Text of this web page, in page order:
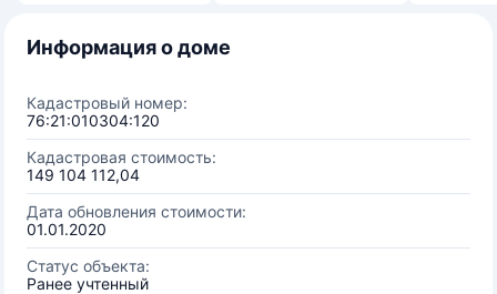
Информация о доме
Кадастровый номер:
76:21:010304:120
Кадастровая стоимость:
149 104 112,04
Дата обновления стоимости:
01.01.2020
Статус объекта:
Ранее учтенный